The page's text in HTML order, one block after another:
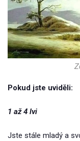
Pokud jste uviděli:
1 až 4 lvi
Jste stále mladý a